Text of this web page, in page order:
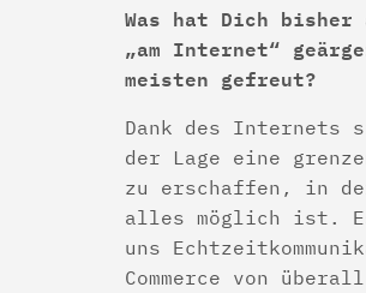
Was hat Dich bisher
„am Internet“
meisten gefreut?
Dank des Internets
der Lage eine
zu erschaffen, in
alles möglich ist.
uns
Commerce von